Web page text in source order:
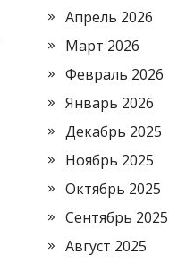
Апрель 2026
Март 2026
Февраль 2026
Январь 2026
Декабрь 2025
Ноябрь 2025
Октябрь 2025
Сентябрь 2025
Август 2025